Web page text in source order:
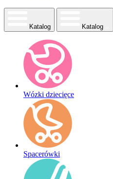
Katalog Katalog
Wózki dziecięce
Spacerówki